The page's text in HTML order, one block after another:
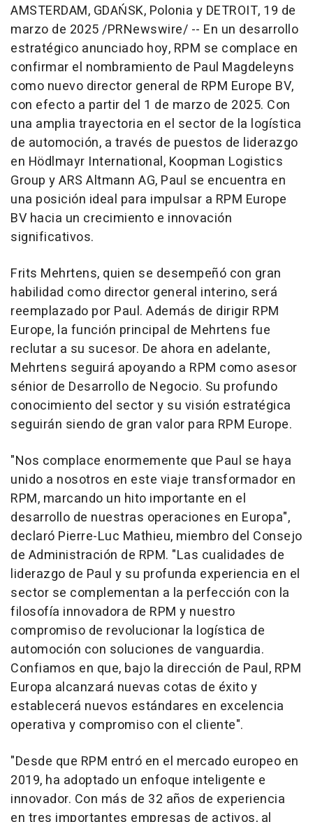
AMSTERDAM, GDAŃSK, Polonia y DETROIT, 19 de
marzo de 2025/PRNewswire/ -- En un desarrollo
estratégico anunciado hoy, RPM se complace en
confirmar el nombramiento de Paul Magdeleyns
como nuevo director general de RPM Europe BV,
con efecto a partir del 1 de marzo de 2025. Con
una amplia trayectoria en el sector de la logística
de automoción, a través de puestos de liderazgo
en Hödlmayr International, Koopman Logistics
Group y ARS Altmann AG, Paul se encuentra en
una posición ideal para impulsar a RPM Europe
BV hacia un crecimiento e innovación
significativos.
Frits Mehrtens, quien se desempeñó con gran
habilidad como director general interino, será
reemplazado por Paul. Además de dirigir RPM
Europe, la función principal de Mehrtens fue
reclutar a su sucesor. De ahora en adelante,
Mehrtens seguirá apoyando a RPM como asesor
sénior de Desarrollo de Negocio. Su profundo
conocimiento del sector y su visión estratégica
seguirán siendo de gran valor para RPM Europe.
"Nos complace enormemente que Paul se haya
unido a nosotros en este viaje transformador en
RPM, marcando un hito importante en el
desarrollo de nuestras operaciones en Europa",
declaró Pierre-Luc Mathieu, miembro del Consejo
de Administración de RPM. "Las cualidades de
liderazgo de Paul y su profunda experiencia en el
sector se complementan a la perfección con la
filosofía innovadora de RPM y nuestro
compromiso de revolucionar la logística de
automoción con soluciones de vanguardia.
Confiamos en que, bajo la dirección de Paul, RPM
Europa alcanzará nuevas cotas de éxito y
establecerá nuevos estándares en excelencia
operativa y compromiso con el cliente".
"Desde que RPM entró en el mercado europeo en
2019, ha adoptado un enfoque inteligente e
innovador. Con más de 32 años de experiencia
en tres importantes empresas de activos, al